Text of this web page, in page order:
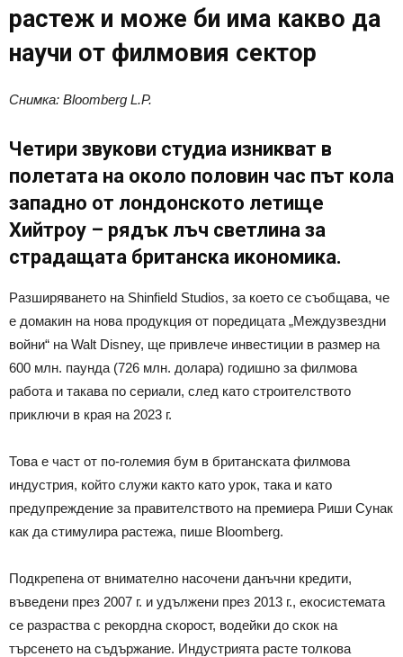
растеж и може би има какво да
научи от филмовия сектор
Снимка: Bloomberg L.P.
Четири звукови студиа изникват в
полетата на около половин час път кола
западно от лондонското летище
Хийтроу – рядък лъч светлина за
страдащата британска икономика.
Разширяването на Shinfield Studios, за което се съобщава, че
е домакин на нова продукция от поредицата „Междузвездни
войни“ на Walt Disney, ще привлече инвестиции в размер на
600 млн. паунда (726 млн. долара) годишно за филмова
работа и такава по сериали, след като строителството
приключи в края на 2023 г.
Това е част от по-големия бум в британската филмова
индустрия, който служи както като урок, така и като
предупреждение за правителството на премиера Риши Сунак
как да стимулира растежа, пише Bloomberg.
Подкрепена от внимателно насочени данъчни кредити,
въведени през 2007 г. и удължени през 2013 г., екосистемата
се разраства с рекордна скорост, водейки до скок на
търсенето на съдържание. Индустрията расте толкова